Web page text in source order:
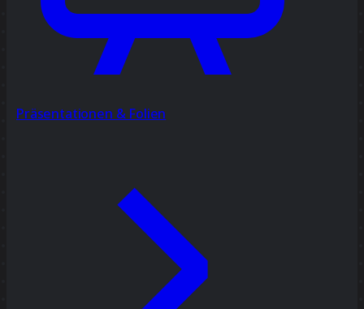
Präsentationen & Folien